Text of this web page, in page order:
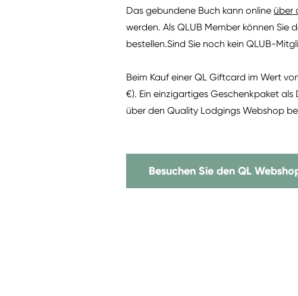
Das gebundene Buch kann online über
werden. Als QLUB Member können Sie
bestellen.Sind Sie noch kein QLUB-
Beim Kauf einer QL Giftcard im Wert
€). Ein einzigartiges Geschenkpaket
über den Quality Lodgings Webshop
Besuchen Sie den QL